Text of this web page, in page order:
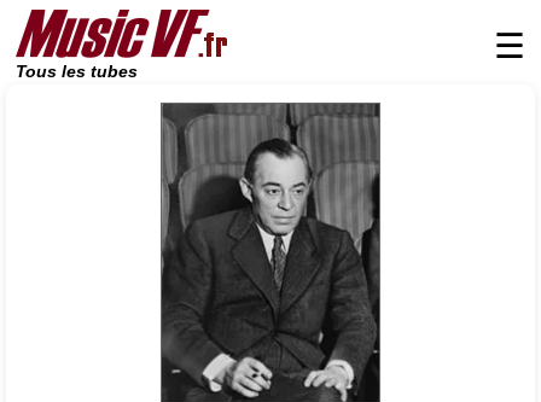
Tous les tubes
☰